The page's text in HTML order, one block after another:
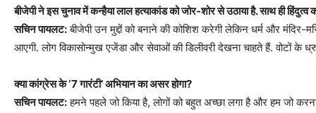
बीजेपी ने इस चुनाव में कन्हैया लाल हत्याकांड को जोर-शोर से उठाया है. साथ ही हिंदुत्व
सचिन पायलट:बीजेपी उन मुद्दों को बनाने की कोशिश करेगी लेकिन धर्म और मंदिर-
आएगी. लोग विकासोन्मुख एजेंडा और सेवाओं की डिलीवरी देखना चाहते हैं. वोटों के
क्या कांग्रेस के ‘7 गारंटी’ अभियान का असर होगा?
सचिन पायलट:हमने पहले जो किया है, लोगों को बहुत अच्छा लगा है और हम जो